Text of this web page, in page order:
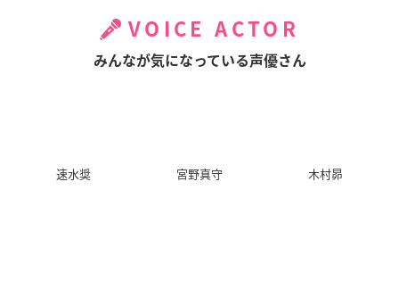
VOICE ACTOR
みんなが気になっている声優さん
速水奨 宮野真守 木村昴